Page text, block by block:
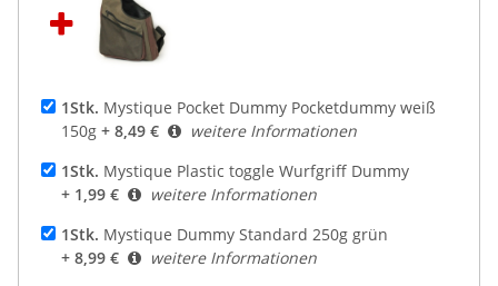
1Stk. Mystique Pocket Dummy Pocketdummy weiß
150g + 8,49 €
weitere Informationen
1Stk. Mystique Plastic toggle Wurfgriff Dummy
+ 1,99 €
weitere Informationen
1Stk. Mystique Dummy Standard 250g grün
+ 8,99 €
weitere Informationen